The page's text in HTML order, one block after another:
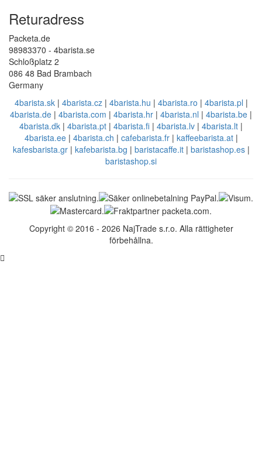
Returadress
Packeta.de
98983370 - 4barista.se
Schloßplatz 2
086 48 Bad Brambach
Germany
4barista.sk| 4barista.cz| 4barista.hu | 4barista.ro | 4barista.pl |
4barista.de | 4barista.com | 4barista.hr | 4barista.nl | 4barista.be |
4barista.dk | 4barista.pt | 4barista.fi | 4barista.lv | 4barista.lt |
4barista.ee| 4barista.ch | cafebarista.fr| kaffeebarista.at|
kafesbarista.gr| kafebarista.bg | baristacaffe.it| baristashop.es|
baristashop.si
Copyright © 2016 - 2026 NajTrade s.r.o. Alla rättigheter
förbehållna.